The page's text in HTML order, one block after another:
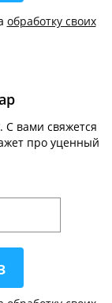
обработку своих
С вами свяжется
про уценный